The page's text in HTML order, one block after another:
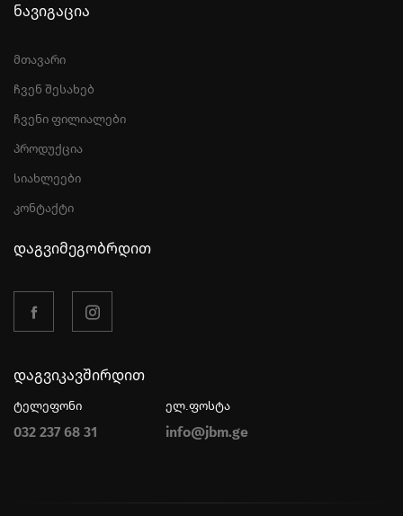
ნავიგაცია
მთავარი
ჩვენ შესახებ
ჩვენი ფილიალები
პროდუქცია
სიახლეები
კონტაქტი
დაგვიმეგობრდით
დაგვიკავშირდით
ტელეფონი
032 237 68 31
ელ.ფოსტა
info@jbm.ge